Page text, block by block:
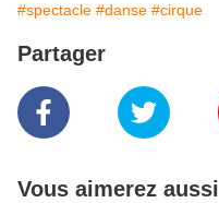
#spectacle #danse #cirque
Partager
Vous aimerez aussi